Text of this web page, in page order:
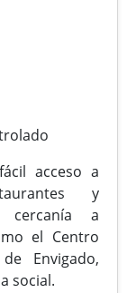
acceso a
y
cercanía a
el Centro
Envigado,
social.